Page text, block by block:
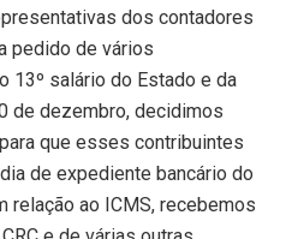
dos contadores
pedido de vários
13º salário do Estado e da
de dezembro, decidimos
que esses contribuintes
de expediente bancário do
relação ao ICMS, recebemos